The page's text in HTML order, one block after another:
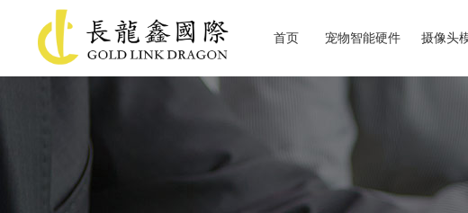
首页 宠物智能硬件 摄像头